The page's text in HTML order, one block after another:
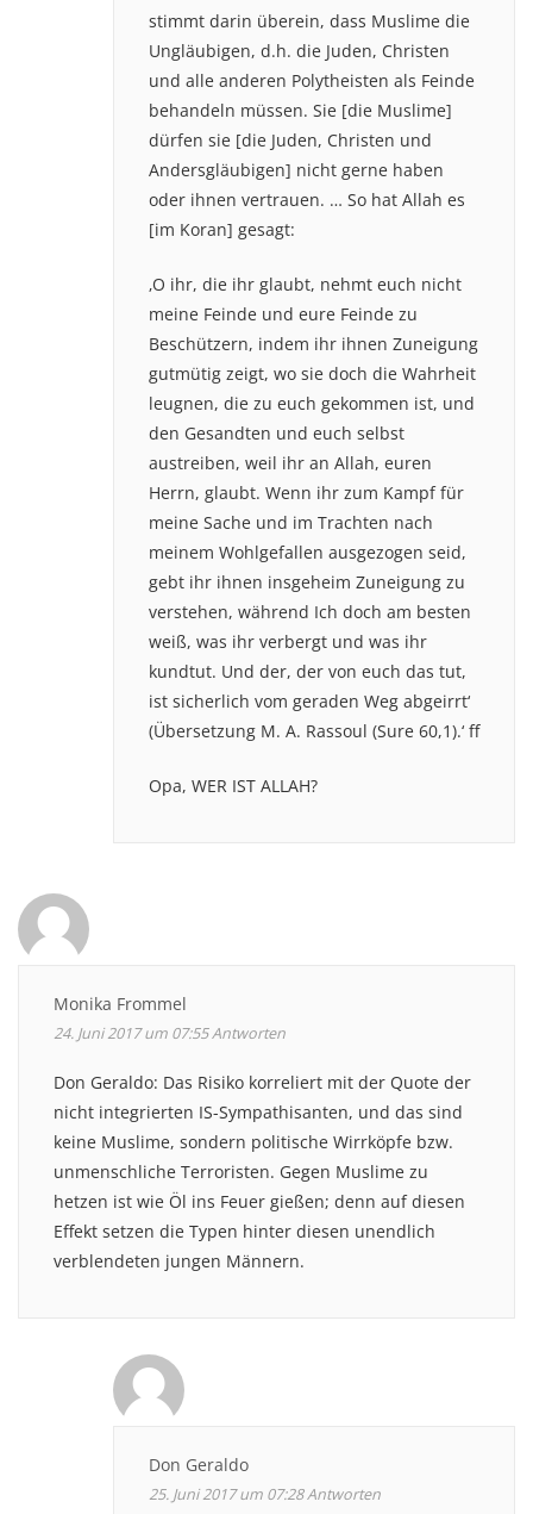
stimmt darin überein, dass Muslime die
Ungläubigen, d.h. die Juden, Christen
und alle anderen Polytheisten als Feinde
behandeln müssen. Sie [die Muslime]
dürfen sie [die Juden, Christen und
Andersgläubigen] nicht gerne haben
oder ihnen vertrauen. … So hat Allah es
[im Koran] gesagt:
‚O ihr, die ihr glaubt, nehmt euch nicht
meine Feinde und eure Feinde zu
Beschützern, indem ihr ihnen Zuneigung
gutmütig zeigt, wo sie doch die Wahrheit
leugnen, die zu euch gekommen ist, und
den Gesandten und euch selbst
austreiben, weil ihr an Allah, euren
Herrn, glaubt. Wenn ihr zum Kampf für
meine Sache und im Trachten nach
meinem Wohlgefallen ausgezogen seid,
gebt ihr ihnen insgeheim Zuneigung zu
verstehen, während Ich doch am besten
weiß, was ihr verbergt und was ihr
kundtut. Und der, der von euch das tut,
ist sicherlich vom geraden Weg abgeirrt‘
(Übersetzung M. A. Rassoul (Sure 60,1).‘ ff
Opa, WER IST ALLAH?
Monika Frommel
24. Juni 2017 um 07:55Antworten
Don Geraldo: Das Risiko korreliert mit der Quote der
nicht integrierten IS-Sympathisanten, und das sind
keine Muslime, sondern politische Wirrköpfe bzw.
unmenschliche Terroristen. Gegen Muslime zu
hetzen ist wie Öl ins Feuer gießen; denn auf diesen
Effekt setzen die Typen hinter diesen unendlich
verblendeten jungen Männern.
Don Geraldo
25. Juni 2017 um 07:28Antworten